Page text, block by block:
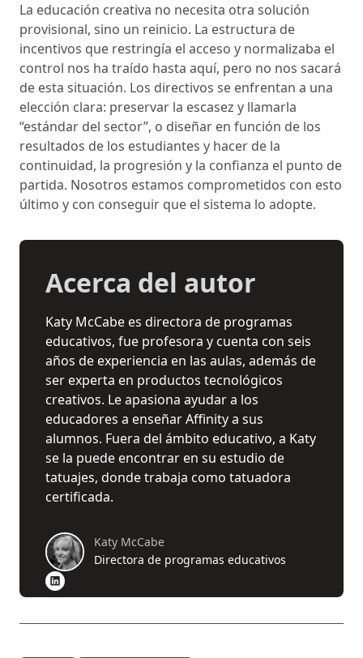
La educación creativa no necesita otra solución
provisional, sino un reinicio. La estructura de
incentivos que restringía el acceso y normalizaba el
control nos ha traído hasta aquí, pero no nos sacará
de esta situación. Los directivos se enfrentan a una
elección clara: preservar la escasez y llamarla
“estándar del sector”, o diseñar en función de los
resultados de los estudiantes y hacer de la
continuidad, la progresión y la confianza el punto de
partida. Nosotros estamos comprometidos con esto
último y con conseguir que el sistema lo adopte.
Acerca del autor
Katy McCabe es directora de programas
educativos, fue profesora y cuenta con seis
años de experiencia en las aulas, además de
ser experta en productos tecnológicos
creativos. Le apasiona ayudar a los
educadores a enseñar Affinity a sus
alumnos. Fuera del ámbito educativo, a Katy
se la puede encontrar en su estudio de
tatuajes, donde trabaja como tatuadora
certificada.
Katy McCabe
Directora de programas educativos